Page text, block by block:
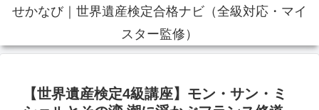
せかなび｜世界遺産検定合格ナビ（全級対応・マイ
スター監修）
【世界遺産検定4級講座】モン・サン・ミ